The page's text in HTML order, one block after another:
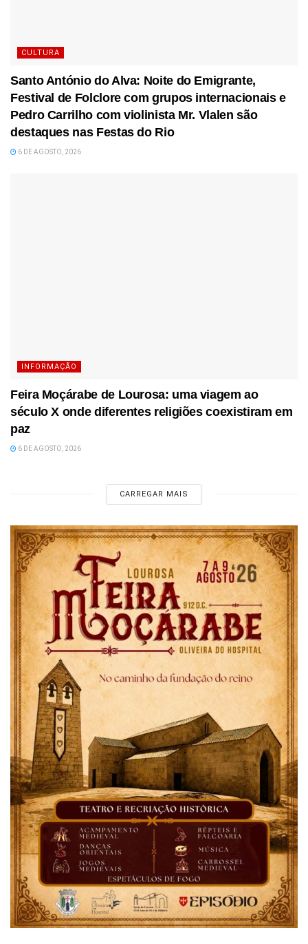
CULTURA
Santo António do Alva: Noite do Emigrante,
Festival de Folclore com grupos internacionais e
Pedro Carrilho com violinista Mr. Vlalen são
destaques nas Festas do Rio
6 DE AGOSTO, 2026
INFORMAÇÃO
Feira Moçárabe de Lourosa: uma viagem ao
século X onde diferentes religiões coexistiram em
paz
6 DE AGOSTO, 2026
CARREGAR MAIS